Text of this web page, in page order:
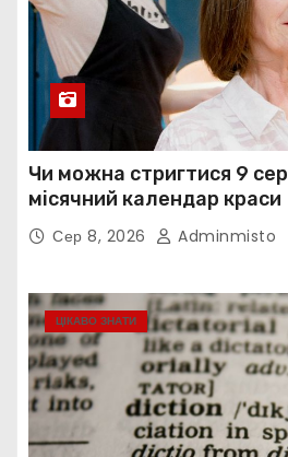
Чи можна стригтися 9
місячний календар краси
Сер 8, 2026 Adminmisto
ЦІКАВО ЗНАТИ